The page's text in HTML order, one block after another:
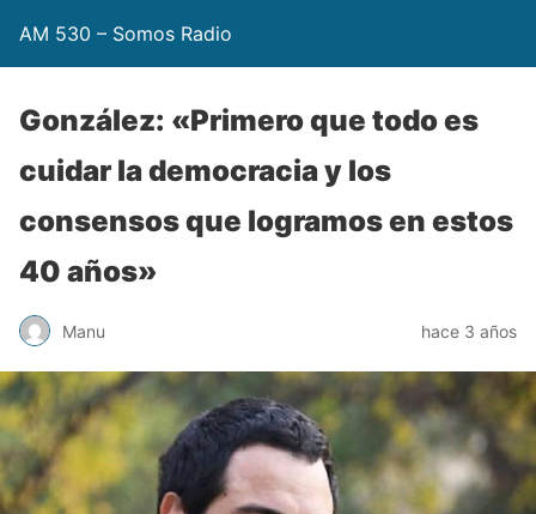
AM 530 – Somos Radio
González: «Primero que todo es
cuidar la democracia y los
consensos que logramos en estos
40 años»
Manu hace 3 años